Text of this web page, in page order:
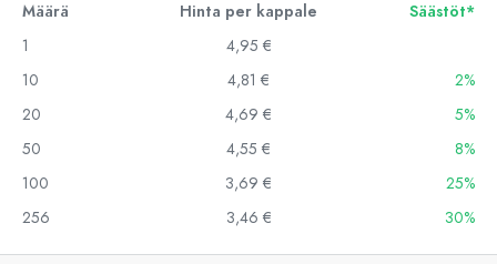
Määrä Hinta per kappale
Säästöt*
1
4,95 €
10
4,81 €
2%
20
4,69 €
5%
50
4,55 €
8%
100
3,69 €
25%
256
3,46 € 30%